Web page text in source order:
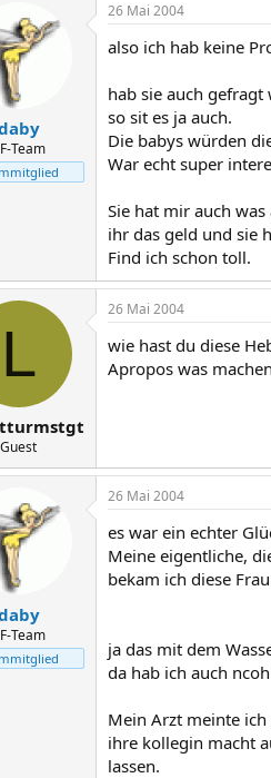
Team
26 Mai 2004
also ich hab keine
hab sie auch
so sit es ja auch.
Die babys würden
War echt super
Sie hat mir auch
ihr das geld und sie
Find ich schon toll.
L
Guest
26 Mai 2004
wie hast du diese
Apropos was
Team
26 Mai 2004
es war ein echter
Meine eigentliche,
bekam ich diese
ja das mit dem
da hab ich auch
Mein Arzt meinte ich
ihre kollegin macht
lassen.